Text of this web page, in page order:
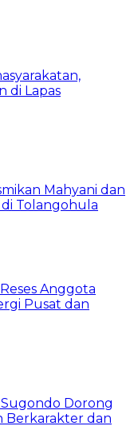
di Lapas
Mahyani dan
Tolangohula
Anggota
Pusat dan
Sugondo Dorong
Berkarakter dan